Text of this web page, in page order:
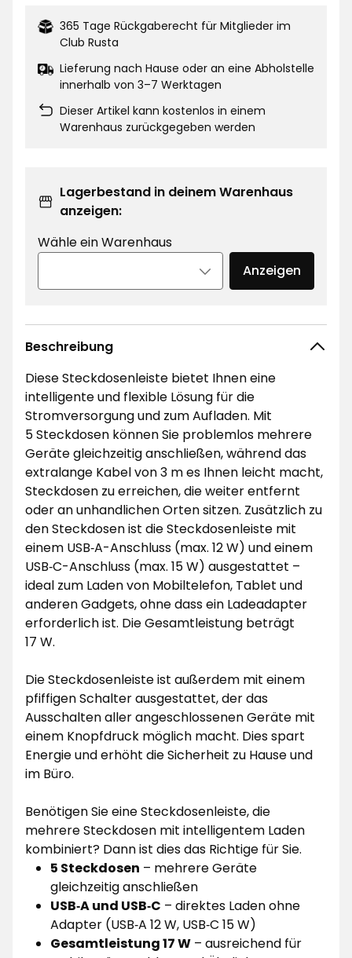
365 Tage Rückgaberecht für Mitglieder im
Club Rusta
Lieferung nach Hause oder an eine Abholstelle
innerhalb von 3–7 Werktagen
Dieser Artikel kann kostenlos in einem
Warenhaus zurückgegeben werden
Lagerbestand in deinem Warenhaus
anzeigen:
Wähle ein Warenhaus
Anzeigen
Beschreibung
Diese Steckdosenleiste bietet Ihnen eine
intelligente und flexible Lösung für die
Stromversorgung und zum Aufladen. Mit
5 Steckdosen können Sie problemlos mehrere
Geräte gleichzeitig anschließen, während das
extralange Kabel von 3 m es Ihnen leicht macht,
Steckdosen zu erreichen, die weiter entfernt
oder an unhandlichen Orten sitzen. Zusätzlich zu
den Steckdosen ist die Steckdosenleiste mit
einem USB‑A-Anschluss (max. 12 W) und einem
USB‑C-Anschluss (max. 15 W) ausgestattet –
ideal zum Laden von Mobiltelefon, Tablet und
anderen Gadgets, ohne dass ein Ladeadapter
erforderlich ist. Die Gesamtleistung beträgt
17 W.
Die Steckdosenleiste ist außerdem mit einem
pfiffigen Schalter ausgestattet, der das
Ausschalten aller angeschlossenen Geräte mit
einem Knopfdruck möglich macht. Dies spart
Energie und erhöht die Sicherheit zu Hause und
im Büro.
Benötigen Sie eine Steckdosenleiste, die
mehrere Steckdosen mit intelligentem Laden
kombiniert? Dann ist dies das Richtige für Sie.
5 Steckdosen – mehrere Geräte
gleichzeitig anschließen
USB‑A und USB‑C – direktes Laden ohne
Adapter (USB‑A 12 W, USB‑C 15 W)
Gesamtleistung 17 W – ausreichend für